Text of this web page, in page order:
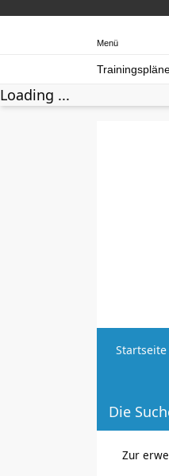
Menü
Loading ...
Startseite
Die
Zur